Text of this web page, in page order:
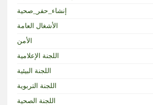
إنشاء_حفر_صحية
الأشغال العامة
الأمن
اللجنة الإعلامية
اللجنة البيئية
اللجنة التربوية
اللجنة الصحية